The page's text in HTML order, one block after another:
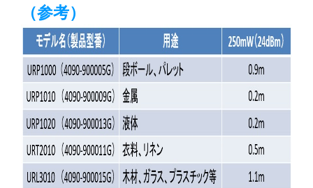
（参考）